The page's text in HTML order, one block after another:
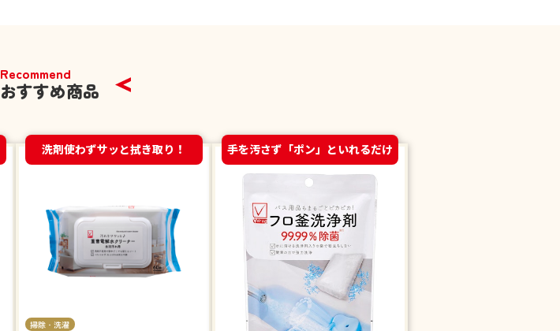
Recommend
おすすめ商品
洗剤使わずサッと拭き取り！
掃除・洗濯
手を汚さず「ポン」といれるだけ